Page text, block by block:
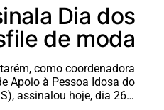
Dia dos
de moda
como coordenadora
Apoio à Pessoa Idosa do
assinalou hoje, dia 26…